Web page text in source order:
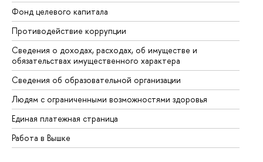
Фонд целевого капитала
Противодействие коррупции
Сведения о доходах, расходах, об имуществе и
обязательствах имущественного характера
Сведения об образовательной организации
Людям с ограниченными возможностями здоровья
Единая платежная страница
Работа в Вышке